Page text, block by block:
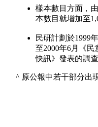
樣本數目方面，
本數目就增加至
民研計劃於1999
至2000年6月《
快訊》發表的調
^ 原公報中若干部分出